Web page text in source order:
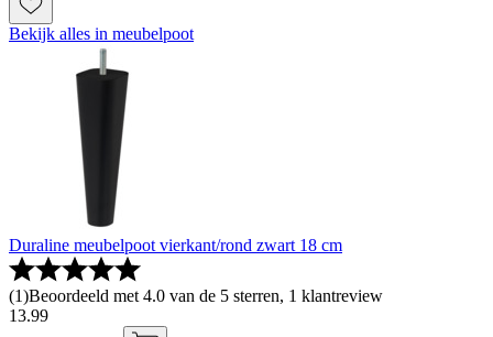
Bekijk alles in meubelpoot
Duraline meubelpoot vierkant/rond zwart 18 cm
(1)Beoordeeld met 4.0 van de 5 sterren, 1 klantreview
13.99